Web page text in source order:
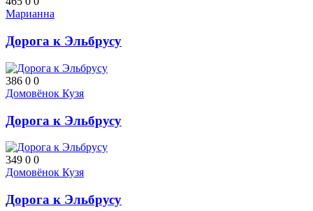
Марианна
Дорога к Эльбрусу
386 0 0
Домовёнок Кузя
Дорога к Эльбрусу
349 0 0
Домовёнок Кузя
Дорога к Эльбрусу